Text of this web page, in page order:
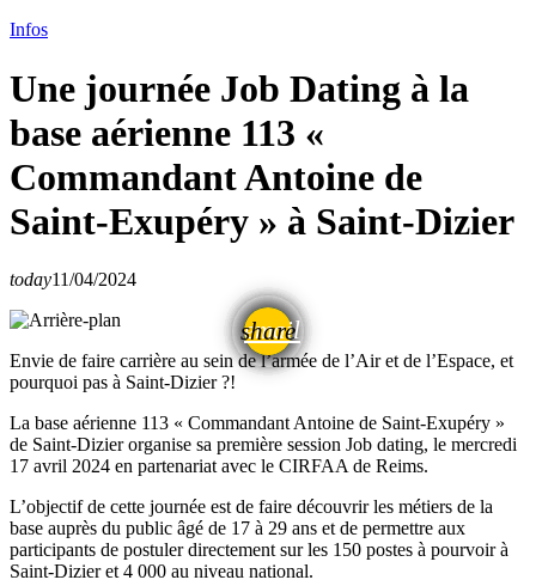
Infos
Une journée Job Dating à la
base aérienne 113 «
Commandant Antoine de
Saint-Exupéry » à Saint-Dizier
today11/04/2024
share
email
Envie de faire carrière au sein de l’armée de l’Air et de l’Espace, et
pourquoi pas à Saint-Dizier ?!
La base aérienne 113 « Commandant Antoine de Saint-Exupéry »
de Saint-Dizier organise sa première session Job dating, le mercredi
17 avril 2024 en partenariat avec le CIRFAA de Reims.
L’objectif de cette journée est de faire découvrir les métiers de la
base auprès du public âgé de 17 à 29 ans et de permettre aux
participants de postuler directement sur les 150 postes à pourvoir à
Saint-Dizier et 4 000 au niveau national.